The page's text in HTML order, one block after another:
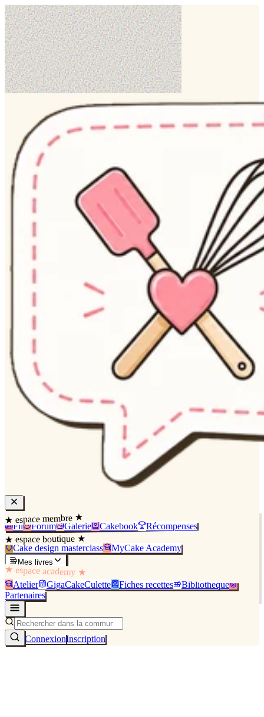
★ espace membre ★
Fil Forum Galerie Cakebook Récompenses
★ espace boutique ★
Cake design masterclass MyCake Academy
Mes livres
★ espace academy ★
Atelier GigaCakeCulette Fiches recettes
Bibliothèque
Partenaires
ConnexionInscription